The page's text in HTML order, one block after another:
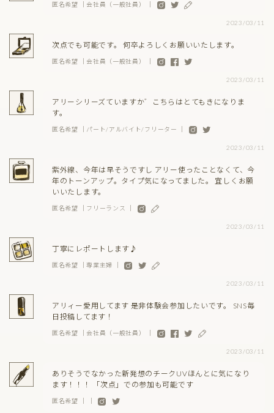
匿名希望 ｜会社員（一般社員） ｜
2023/03/11
次点でも可能です。 何卒よろしくお願いいたします。
匿名希望 ｜会社員（一般社員） ｜
2023/03/11
アリーシリーズていますか゛こちらはとてもきになりま
す。
匿名希望 ｜パート/アルバイト/フリーター ｜
2023/03/11
紫外線、今年は早そうですし アリー使ったことなくて、今
年のトーンアップ。タイプ気になってました。 宜しくお願
いいたします。
匿名希望 ｜フリーランス ｜
2023/03/11
丁寧にレポートします♪
匿名希望 ｜専業主婦 ｜
2023/03/11
アリィー愛用してます 是非体験会参加したいです。 SNS毎
日投稿してます！
匿名希望 ｜会社員（一般社員） ｜
2023/03/11
ありそうでなかった新発想のチークUVほんとに気になり
ます！！！ 「次点」での参加も可能です
匿名希望 ｜ ｜